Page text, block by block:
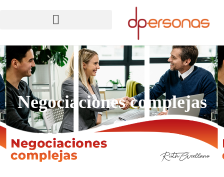
Negociaciones complejas